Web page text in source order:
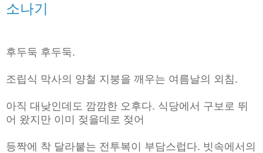
소나기
후두둑 후두둑.
조립식 막사의 양철 지붕을 깨우는 여름날의 외침.
아직 대낮인데도 깜깜한 오후다. 식당에서 구보로 뛰
어 왔지만 이미 젖을데로 젖어
등짝에 착 달라붙는 전투복이 부담스럽다. 빗속에서의